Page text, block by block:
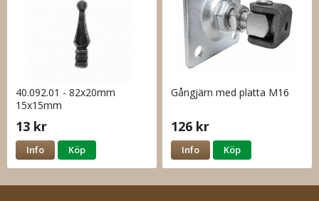
40.092.01 - 82x20mm
15x15mm
13 kr
Info Köp
Gångjärn med platta M16
126 kr
Info Köp